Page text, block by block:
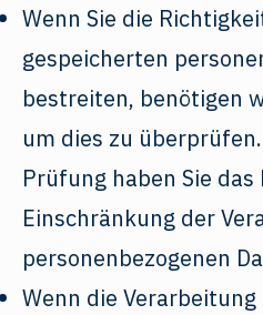
Wenn Sie die
gespeicherten
bestreiten, benötigen
um dies zu
Prüfung haben Sie das
Einschränkung der
personenbezogenen
Wenn die